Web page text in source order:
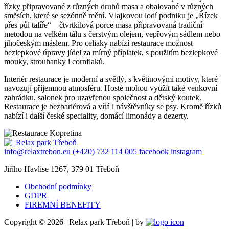
řízky připravované z různých druhů masa a obalované v různých
směsích, které se sezónně mění. Vlajkovou lodí podniku je „Řízek
přes půl talíře“ – čtvrtkilová porce masa připravovaná tradiční
metodou na velkém tálu s čerstvým olejem, vepřovým sádlem nebo
jihočeským máslem. Pro celiaky nabízí restaurace možnost
bezlepkové úpravy jídel za mírný příplatek, s použitím bezlepkové
mouky, strouhanky i cornflaků.
Interiér restaurace je moderní a světlý, s květinovými motivy, které
navozují příjemnou atmosféru. Hosté mohou využít také venkovní
zahrádku, salonek pro uzavřenou společnost a dětský koutek.
Restaurace je bezbariérová a vítá i návštěvníky se psy. Kromě řízků
nabízí i další české speciality, domácí limonády a dezerty.
info@relaxtrebon.eu (+420) 732 114 005 facebook instagram
Jiřího Havlise 1267, 379 01 Třeboň
Obchodní podmínky
GDPR
FIREMNÍ BENEFITY
Copyright © 2026 | Relax park Třeboň | by